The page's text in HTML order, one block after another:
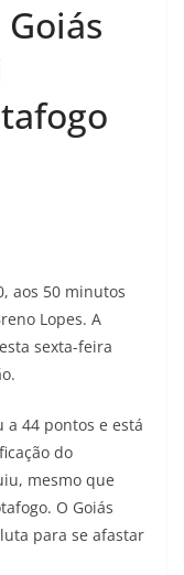
aos 50 minutos
Lopes. A
sexta-feira
a 44 pontos e está
do
mesmo que
O Goiás
para se afastar